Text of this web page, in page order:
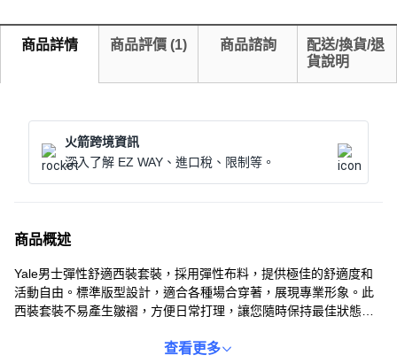
商品詳情 商品評價 (1) 商品諮詢
配送/換貨/退
貨說明
火箭跨境資訊
深入了解 EZ WAY、進口稅、限制等。
商品概述
Yale男士彈性舒適西裝套裝，採用彈性布料，提供極佳的舒適度和
活動自由。標準版型設計，適合各種場合穿著，展現專業形象。此
西裝套裝不易產生皺褶，方便日常打理，讓您隨時保持最佳狀態。
查看更多